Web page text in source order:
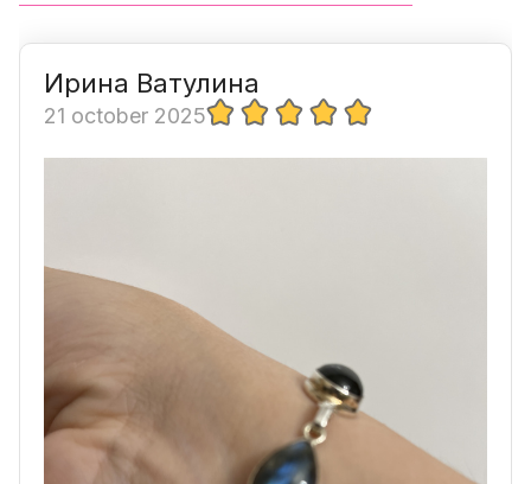
Ирина Ватулина
21 october 2025